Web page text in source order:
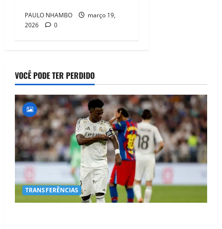
PAULO NHAMBO
março 19,
2026
0
VOCÊ PODE TER PERDIDO
TRANSFERÊNCIAS